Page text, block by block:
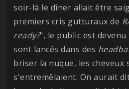
soir-là le dîner allait être
premiers cris gutturaux de
ready?", le public est devenu
sont lancés dans des
briser la nuque, les cheveux
s'entremêlaient. On aurait